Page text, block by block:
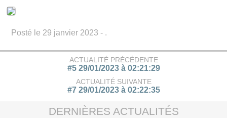
Posté le 29 janvier 2023 - .
ACTUALITÉ PRÉCÉDENTE
#5 29/01/2023 à 02:21:29
ACTUALITÉ SUIVANTE
#7 29/01/2023 à 02:22:35
DERNIÈRES ACTUALITÉS